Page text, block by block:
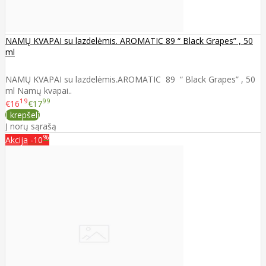
NAMŲ KVAPAI su lazdelėmis. AROMATIC 89 “ Black Grapes” , 50
ml
NAMŲ KVAPAI su lazdelėmis.AROMATIC 89 “ Black Grapes” , 50
ml Namų kvapai..
€1619€1799
Į krepšelį
Į norų sąrašą
Akcija -10%